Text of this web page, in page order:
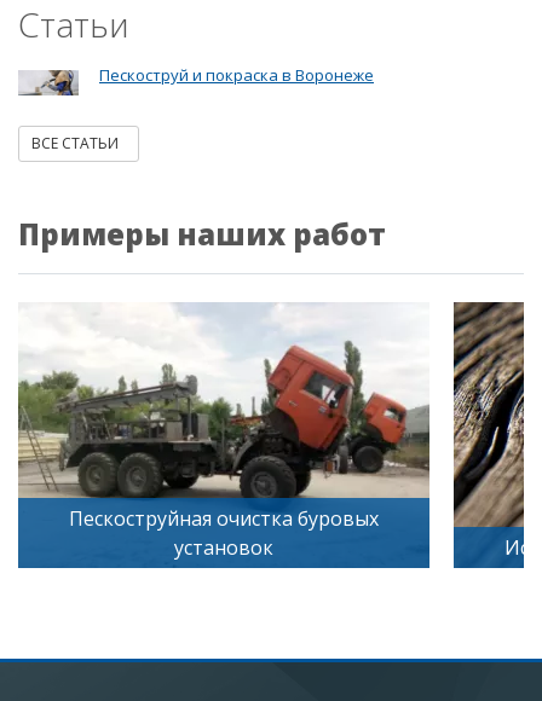
Статьи
Пескоструй и покраска в Воронеже
ВСЕ СТАТЬИ
Примеры наших работ
очистка буровых
Искусственное